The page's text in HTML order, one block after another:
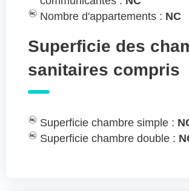
Nombre d'appartements : NC
Superficie des
sanitaires compris
Superficie chambre simple :
Superficie chambre double :